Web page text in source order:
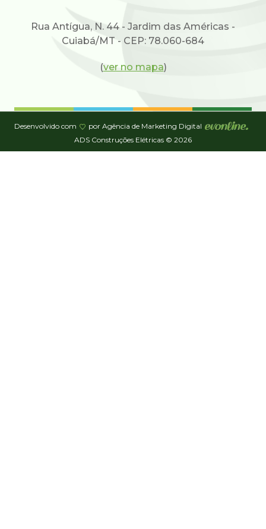
Rua Antígua, N. 44 - Jardim das Américas -
Cuiabá/MT - CEP: 78.060-684
(ver no mapa)
Desenvolvido com
por Agência de Marketing Digital
ADS Construções Elétricas © 2026